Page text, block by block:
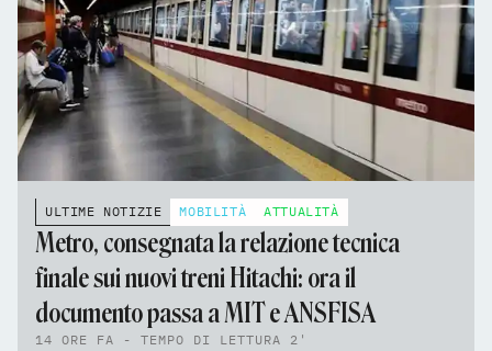
ULTIME NOTIZIE MOBILITÀ ATTUALITÀ
Metro, consegnata la relazione tecnica
finale sui nuovi treni Hitachi: ora il
documento passa a MIT e ANSFISA
14 ORE FA - TEMPO DI LETTURA 2'